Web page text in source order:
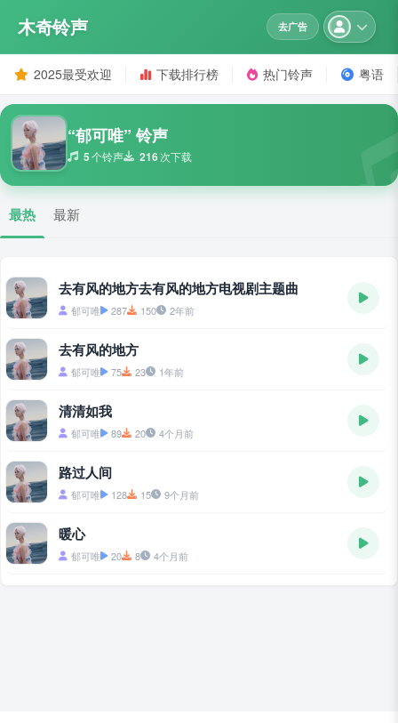
木奇铃声 去广告
2025最受欢迎 下载排行榜 热门铃声 粤语
“郁可唯” 铃声
5个铃声 216次下载
最热 最新
去有风的地方去有风的地方电视剧主题曲
郁可唯 287 150 2年前
去有风的地方
郁可唯 75 23 1年前
清清如我
郁可唯 89 20 4个月前
路过人间
郁可唯 128 15 9个月前
暖心
郁可唯 20 8 4个月前